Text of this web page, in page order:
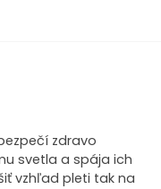
zdravo
svetla a spája ich
vzhľad pleti tak na